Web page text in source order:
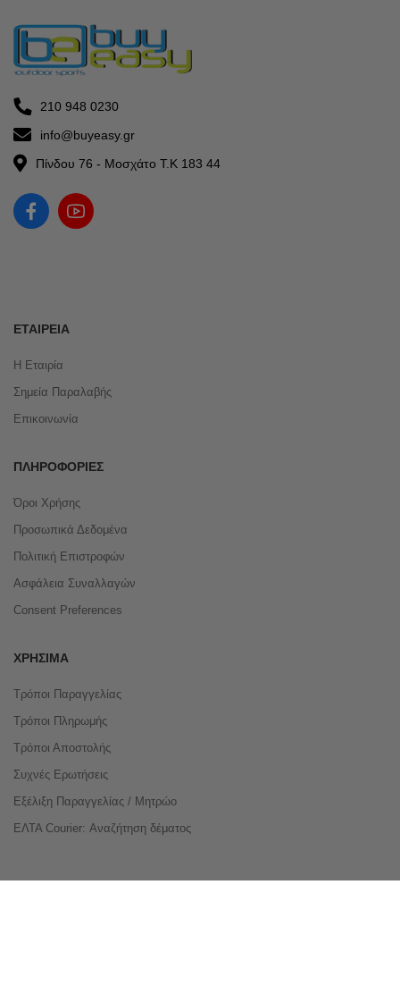
210 948 0230
info@buyeasy.gr
Πίνδου 76 - Μοσχάτο Τ.Κ 183 44
ΕΤΑΙΡΕΊΑ
Η Εταιρία
Σημεία Παραλαβής
Επικοινωνία
ΠΛΗΡΟΦΟΡΊΕΣ
Όροι Χρήσης
Προσωπικά Δεδομένα
Πολιτική Επιστροφών
Ασφάλεια Συναλλαγών
Consent Preferences
ΧΡΉΣΙΜΑ
Τρόποι Παραγγελίας
Τρόποι Πληρωμής
Τρόποι Αποστολής
Συχνές Ερωτήσεις
Εξέλιξη Παραγγελίας / Μητρώο
ΕΛΤΑ Courier: Αναζήτηση δέματος